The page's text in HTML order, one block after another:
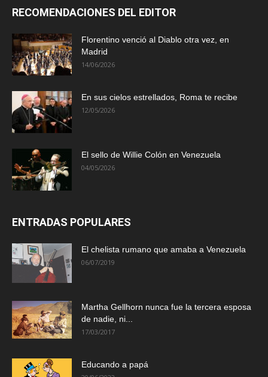
RECOMENDACIONES DEL EDITOR
Florentino venció al Diablo otra vez, en
Madrid
14/06/2026
En sus cielos estrellados, Roma te recibe
12/05/2026
El sello de Willie Colón en Venezuela
04/05/2026
ENTRADAS POPULARES
El chelista rumano que amaba a Venezuela
06/07/2019
Martha Gellhorn nunca fue la tercera esposa
de nadie, ni...
17/03/2017
Educando a papá